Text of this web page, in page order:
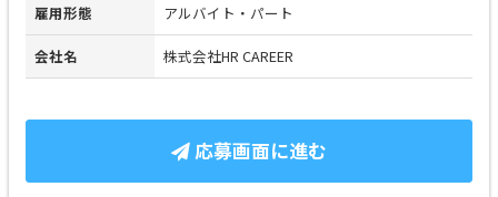
雇用形態 アルバイト・パート
会社名 株式会社HR CAREER
応募画面に進む